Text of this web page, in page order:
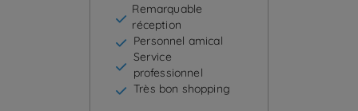
Remarquable
réception
Personnel amical
Service
professionnel
Très bon shopping